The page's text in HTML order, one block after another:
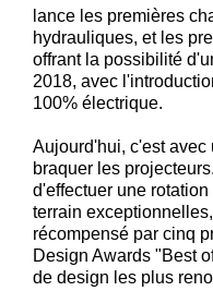
lance les premières
hydrauliques, et les
offrant la possibilité
2018, avec
100% électrique.
Aujourd'hui, c'est avec
braquer les
d'effectuer une
terrain
récompensé par cinq
Design Awards "Best
de design les plus